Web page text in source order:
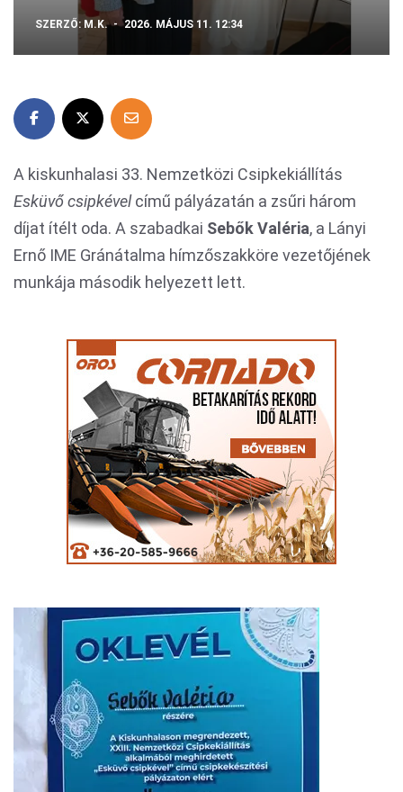
SZERZŐ: M.K. 2026. MÁJUS 11. 12:34
A kiskunhalasi 33. Nemzetközi Csipkekiállítás
Esküvő csipkévelcímű pályázatán a zsűri három
díjat ítélt oda. A szabadkai Sebők Valéria, a Lányi
Ernő IME Gránátalma hímzőszakköre vezetőjének
munkája második helyezett lett.